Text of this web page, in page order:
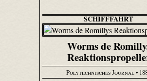
SCHIFFFAHRT
Worms de
Polytechnisches Journal•